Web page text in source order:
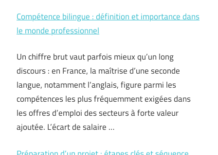
Compétence bilingue : définition et importance dans
le monde professionnel
Un chiffre brut vaut parfois mieux qu’un long
discours : en France, la maîtrise d’une seconde
langue, notamment l’anglais, figure parmi les
compétences les plus fréquemment exigées dans
les offres d’emploi des secteurs à forte valeur
ajoutée. L’écart de salaire …